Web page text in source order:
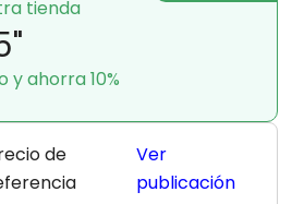
tienda
ahorra 10%
de
Ver
publicación